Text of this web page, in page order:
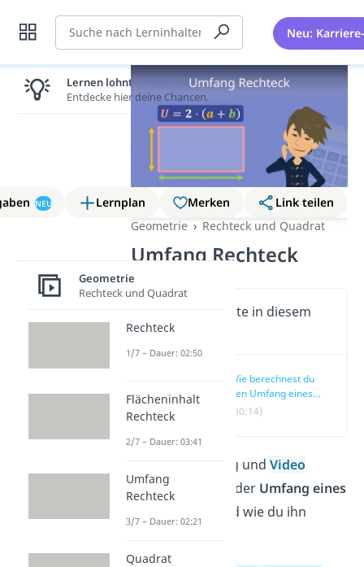
Suche Neu:
NEU Lernplan Merken
Link teilen
Geometrie
Rechteck und Quadrat
Umfang Rechteck
Wichtige Inhalte in diesem
Video
Wie berechnest du
den Umfang eines
Rechtecks?
(00:14)
In diesem Beitrag und Video
erfährst du, was der Umfang eines
ist und wie du ihn
Lernen lohnt sich!
Entdecke hier deine Chancen.
Geometrie
Rechteck und Quadrat
Rechteck
1/7 – Dauer: 02:50
Flächeninhalt
Rechteck
2/7 – Dauer: 03:41
Umfang
Rechteck
3/7 – Dauer: 02:21
Quadrat